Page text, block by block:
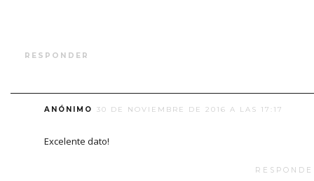
RESPONDER
ANÓNIMO 30 DE NOVIEMBRE DE 2016 A LAS 17:17
Excelente dato!